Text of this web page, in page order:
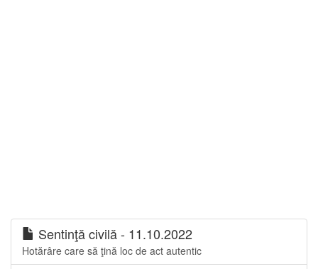
Sentinţă civilă - 11.10.2022
Hotărâre care să ţină loc de act autentic